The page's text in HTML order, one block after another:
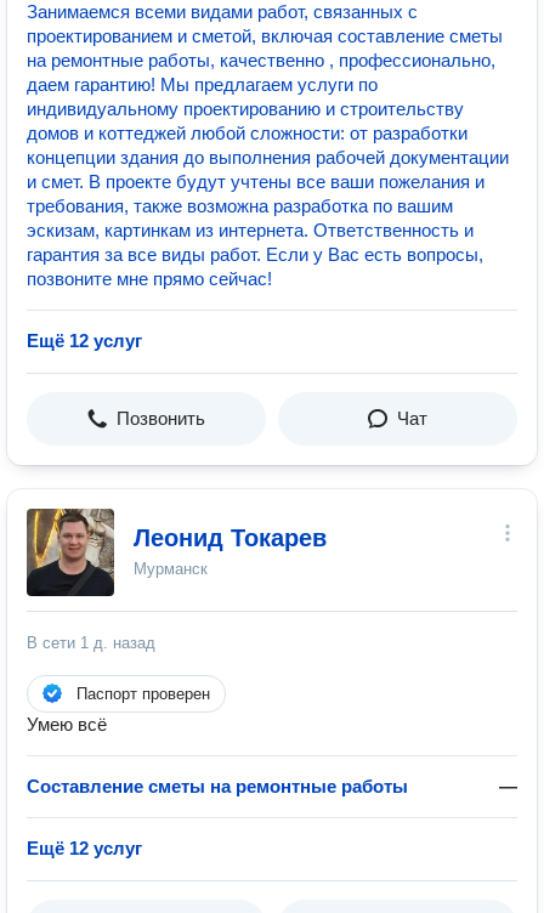
Занимаемся всеми видами работ, связанных с
проектированием и сметой, включая составление сметы
на ремонтные работы, качественно , профессионально,
даем гарантию! Мы предлагаем услуги по
индивидуальному проектированию и строительству
домов и коттеджей любой сложности: от разработки
концепции здания до выполнения рабочей документации
и смет. В проекте будут учтены все ваши пожелания и
требования, также возможна разработка по вашим
эскизам, картинкам из интернета. Ответственность и
гарантия за все виды работ. Если у Вас есть вопросы,
позвоните мне прямо сейчас!
Ещё 12 услуг
Позвонить Чат
Леонид Токарев
Мурманск
В сети 1 д. назад
Паспорт проверен
Умею всё
Составление сметы на ремонтные работы —
Ещё 12 услуг